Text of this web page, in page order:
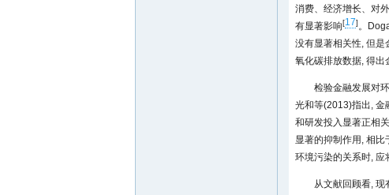
消费、经济增长、对
有显著影响[17]。
没有显著相关性, 但
氧化碳排放数据, 得
检验金融发展对
光和等(2013)指出, 金
和研发投入显著正相
显著的抑制作用, 相
环境污染的关系时, 应
从文献回顾看,